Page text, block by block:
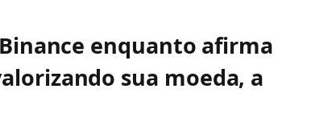
enquanto afirma
sua moeda, a